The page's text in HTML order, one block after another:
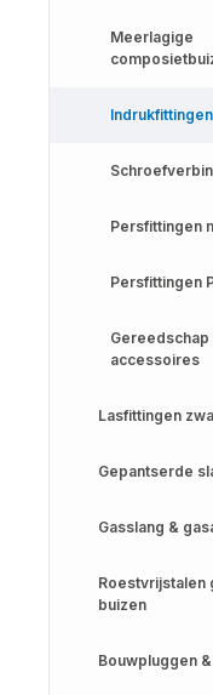
Meerlagige
Indrukfittingen
Persfittingen
Persfittingen
Gereedschap
accessoires
Lasfittingen
Gepantserde
Gasslang &
Roestvrijstalen
buizen
Bouwpluggen